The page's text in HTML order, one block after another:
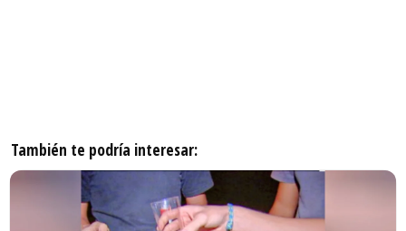
También te podría interesar: